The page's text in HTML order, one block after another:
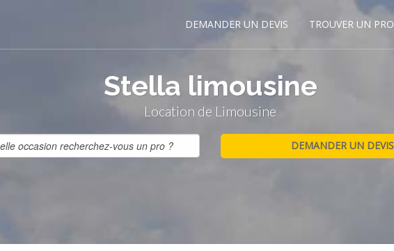
DEMANDER UN DEVIS TROUVER UN PRO
Stella limousine
Location de Limousine